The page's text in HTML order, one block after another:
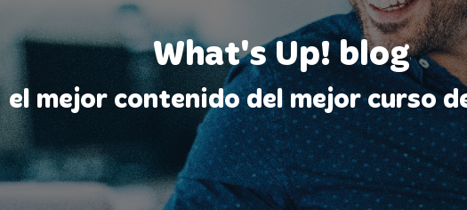
What's Up! blog
el mejor contenido del mejor curso